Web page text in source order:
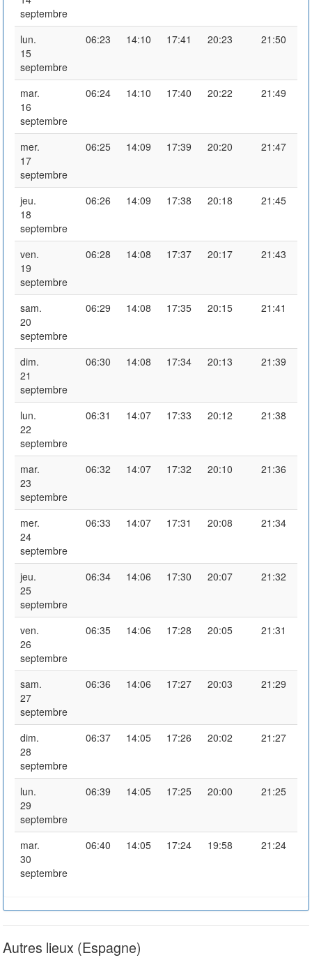
septembre
lun.
15
septembre
06:23 14:10 17:41 20:23 21:50
mar.
16
septembre
06:24 14:10 17:40 20:22 21:49
mer.
17
septembre
06:25 14:09 17:39 20:20 21:47
jeu.
18
septembre
06:26 14:09 17:38 20:18 21:45
ven.
19
septembre
06:28 14:08 17:37 20:17 21:43
sam.
20
septembre
06:29 14:08 17:35 20:15 21:41
dim.
21
septembre
06:30 14:08 17:34 20:13 21:39
lun.
22
septembre
06:31 14:07 17:33 20:12 21:38
mar.
23
septembre
06:32 14:07 17:32 20:10 21:36
mer.
24
septembre
06:33 14:07 17:31 20:08 21:34
jeu.
25
septembre
06:34 14:06 17:30 20:07 21:32
ven.
26
septembre
06:35 14:06 17:28 20:05 21:31
sam.
27
septembre
06:36 14:06 17:27 20:03 21:29
dim.
28
septembre
06:37 14:05 17:26 20:02 21:27
lun.
29
septembre
06:39 14:05 17:25 20:00 21:25
mar.
30
septembre
06:40 14:05 17:24 19:58 21:24
Autres lieux (Espagne)